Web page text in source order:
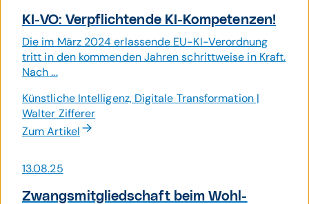
KI-VO: Verpflichtende KI-Kompetenzen!
Die im März 2024 erlassende EU-KI-Verordnung
tritt in den kommenden Jahren schrittweise in Kraft.
Nach ...
Künstliche Intelligenz, Digitale Transformation |
Walter Zifferer
Zum Artikel
13.08.25
Zwangsmit­gliedschaft beim Wohl­